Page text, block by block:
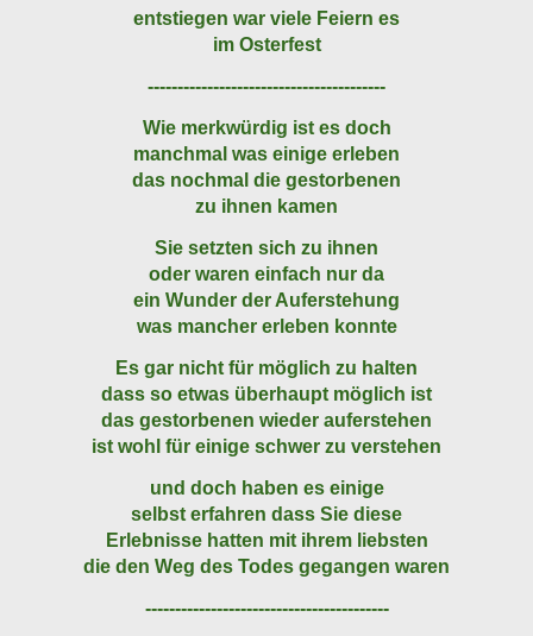
entstiegen war viele Feiern es
im Osterfest
----------------------------------------
Wie merkwürdig ist es doch
manchmal was einige erleben
das nochmal die gestorbenen
zu ihnen kamen
Sie setzten sich zu ihnen
oder waren einfach nur da
ein Wunder der Auferstehung
was mancher erleben konnte
Es gar nicht für möglich zu halten
dass so etwas überhaupt möglich ist
das gestorbenen wieder auferstehen
ist wohl für einige schwer zu verstehen
und doch haben es einige
selbst erfahren dass Sie diese
Erlebnisse hatten mit ihrem liebsten
die den Weg des Todes gegangen waren
-----------------------------------------